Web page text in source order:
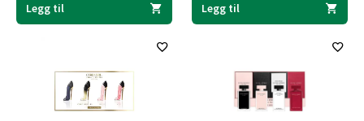
Legg til Legg til